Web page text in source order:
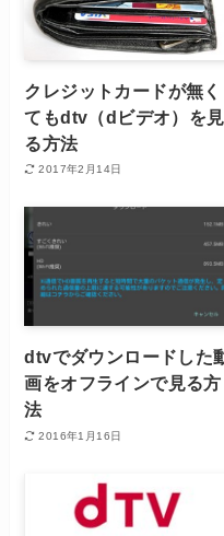
クレジットカードが無く
てもdtv（dビデオ）を見
る方法
2017年2月14日
dtvでダウンロードした
画をオフラインで見る方
法
2016年1月16日